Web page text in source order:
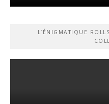
L’ÉNIGMATIQUE